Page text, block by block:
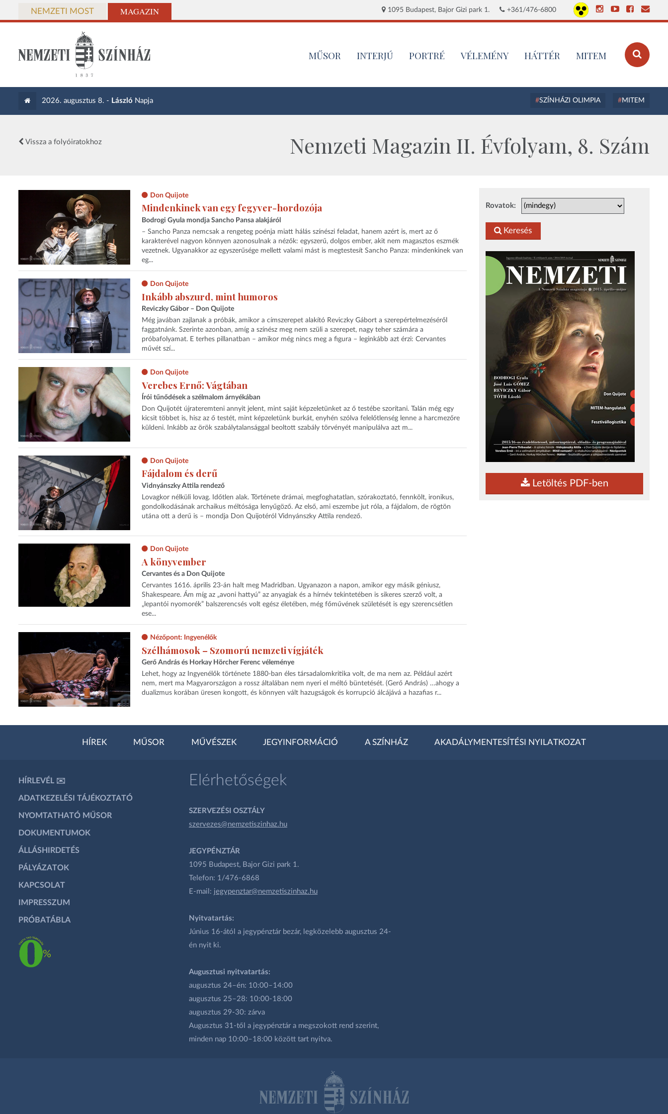
NEMZETI MOST MAGAZIN 1095 Budapest, Bajor Gizi park 1. +361/476-6800
MŰSOR INTERJÚ PORTRÉ VÉLEMÉNY HÁTTÉR MITEM
2026. augusztus 8. - László Napja SZÍNHÁZI OLIMPIA MITEM
Vissza a folyóiratokhoz Nemzeti Magazin II. Évfolyam, 8. Szám
Rovatok:
Keresés
Letöltés PDF-ben
Don Quijote
Mindenkinek van egy fegyver-hordozója
Bodrogi Gyula mondja Sancho Pansa alakjáról
– Sancho Panza nemcsak a rengeteg poénja miatt hálás színészi feladat, hanem azért is, mert az ő
karakterével nagyon könnyen azonosulnak a nézők: egyszerű, dolgos ember, akit nem magasztos eszmék
vezetnek. Ugyanakkor az egyszerűsége mellett valami mást is megtestesít Sancho Panza: mindenkinek van
eg...
Don Quijote
Inkább abszurd, mint humoros
Reviczky Gábor – Don Quijote
Még javában zajlanak a próbák, amikor a címszerepet alakító Reviczky Gábort a szerepértelmezéséről
faggatnánk. Szerinte azonban, amíg a színész meg nem szüli a szerepet, nagy teher számára a
próbafolyamat. E terhes pillanatban – amikor még nincs meg a figura – leginkább azt érzi: Cervantes
művét szí...
Don Quijote
Verebes Ernő: Vágtában
Írói tűnődések a szélmalom árnyékában
Don Quijotét újrateremteni annyit jelent, mint saját képzeletünket az ő testébe szorítani. Talán még egy
kicsit többet is, hisz az ő testét, mint képzeletünk burkát, enyhén szólva felelőtlenség lenne a harcmezőre
küldeni. Inkább az örök szabálytalansággal beoltott szabály törvényét manipulálva azt m...
Don Quijote
Fájdalom és derű
Vidnyánszky Attila rendező
Lovagkor nélküli lovag. Időtlen alak. Története drámai, megfoghatatlan, szórakoztató, fennkölt, ironikus,
gondolkodásának archaikus méltósága lenyűgöző. Az első, ami eszembe jut róla, a fájdalom, de rögtön
utána ott a derű is – mondja Don Quijotéról Vidnyánszky Attila rendező.
Don Quijote
A könyvember
Cervantes és a Don Quijote
Cervantes 1616. április 23-án halt meg Madridban. Ugyanazon a napon, amikor egy másik géniusz,
Shakespeare. Ám míg az „avoni hattyú” az anyagiak és a hírnév tekintetében is sikeres szerző volt, a
„lepantói nyomorék” balszerencsés volt egész életében, még főművének születését is egy szerencsétlen
ese...
Nézőpont: Ingyenélők
Szélhámosok – Szomorú nemzeti vígjáték
Gerő András és Horkay Hörcher Ferenc véleménye
Lehet, hogy az Ingyenélők története 1880-ban éles társadalomkritika volt, de ma nem az. Például azért
nem, mert ma Magyarországon a rossz általában nem nyeri el méltó büntetését. (Gerő András) …ahogy a
dualizmus korában üresen kongott, és könnyen vált hazugságok és korrupció álcájává a hazafias r...
HÍREK MŰSOR MŰVÉSZEK JEGYINFORMÁCIÓ A SZÍNHÁZ AKADÁLYMENTESÍTÉSI NYILATKOZAT
HÍRLEVÉL ✉️
ADATKEZELÉSI TÁJÉKOZTATÓ
NYOMTATHATÓ MŰSOR
DOKUMENTUMOK
ÁLLÁSHIRDETÉS
PÁLYÁZATOK
KAPCSOLAT
IMPRESSZUM
PRÓBATÁBLA
Elérhetőségek
SZERVEZÉSI OSZTÁLY
szervezes@nemzetiszinhaz.hu
JEGYPÉNZTÁR
1095 Budapest, Bajor Gizi park 1.
Telefon: 1/476-6868
E-mail: jegypenztar@nemzetiszinhaz.hu
Nyitvatartás:
Június 16-ától a jegypénztár bezár, legközelebb augusztus 24-
én nyit ki.
Augusztusi nyitvatartás:
augusztus 24–én: 10:00–14:00
augusztus 25–28: 10:00-18:00
augusztus 29-30: zárva
Augusztus 31-től a jegypénztár a megszokott rend szerint,
minden nap 10:00–18:00 között tart nyitva.